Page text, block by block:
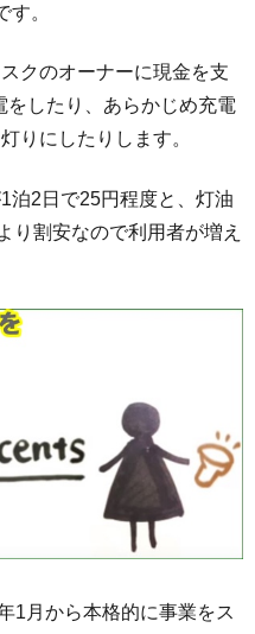
。
クのオーナーに現金を支
したり、あらかじめ充電
りにしたりします。
泊2日で25円程度と、灯油
り割安なので利用者が増え
1月から本格的に事業をス